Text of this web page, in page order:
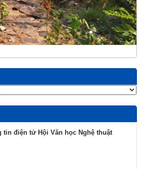
tin điện tử Hội Văn học Nghệ thuật